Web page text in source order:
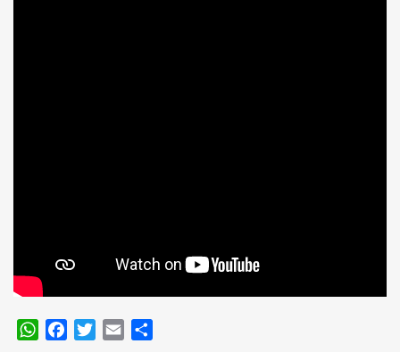
WhatsApp
FacebookTwitter
Email